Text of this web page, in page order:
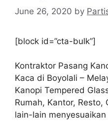
June 26, 2020 by
[block id=”cta-bulk”]
Kontraktor Pasang
Kaca di Boyolali –
Kanopi Tempered
Rumah, Kantor,
lain-lain